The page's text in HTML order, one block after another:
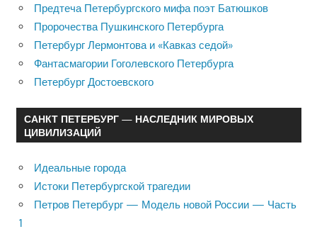
Предтеча Петербургского мифа поэт Батюшков
Пророчества Пушкинского Петербурга
Петербург Лермонтова и «Кавказ седой»
Фантасмагории Гоголевского Петербурга
Петербург Достоевского
САНКТ ПЕТЕРБУРГ — НАСЛЕДНИК МИРОВЫХ
ЦИВИЛИЗАЦИЙ
Идеальные города
Истоки Петербургской трагедии
Петров Петербург — Модель новой России — Часть
1